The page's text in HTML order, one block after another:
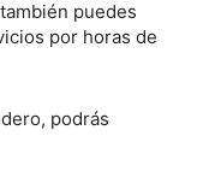
puedes
por horas de
podrás